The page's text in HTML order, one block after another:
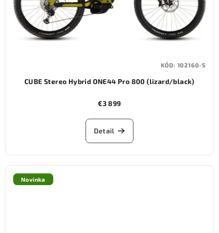
CUBE Stereo Hybrid ONE44 Pro 800 (lizard/black)
€3 899
Detail
KÓD: 102160-S
Novinka